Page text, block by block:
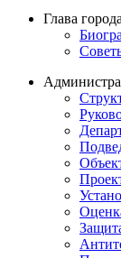
Глава города